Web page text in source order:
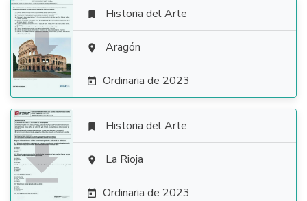

 Historia del Arte
 Aragón
 Ordinaria de 2023

 Historia del Arte
 La Rioja
 Ordinaria de 2023